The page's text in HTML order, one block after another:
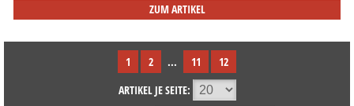
ZUM ARTIKEL
1 2 ... 11
12
ARTIKEL JE SEITE: